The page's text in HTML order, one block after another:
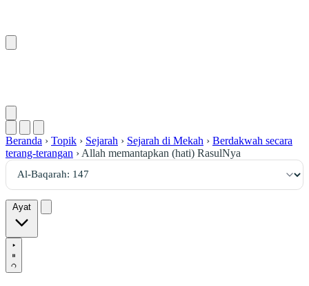
Beranda › Topik › Sejarah › Sejarah di Mekah › Berdakwah secara
terang-terangan › Allah memantapkan (hati) RasulNya
Ayat